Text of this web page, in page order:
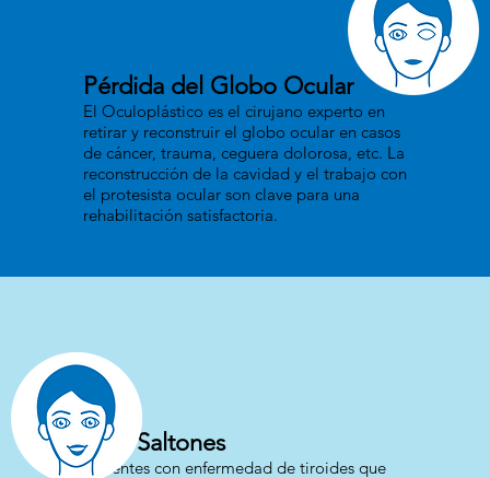
Pérdida del Globo Ocular
El Oculoplástico es el cirujano experto en
retirar y reconstruir el globo ocular en casos
de cáncer, trauma, ceguera dolorosa, etc. La
reconstrucción de la cavidad y el trabajo con
el protesista ocular son clave para una
rehabilitación satisfactoria.
Ojos Saltones
Pacientes con enfermedad de tiroides que